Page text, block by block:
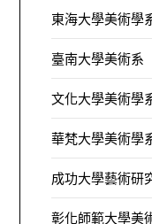
東海大學美術學
臺南大學美術系
文化大學美術學
華梵大學美術學
成功大學藝術研
彰化師範大學美